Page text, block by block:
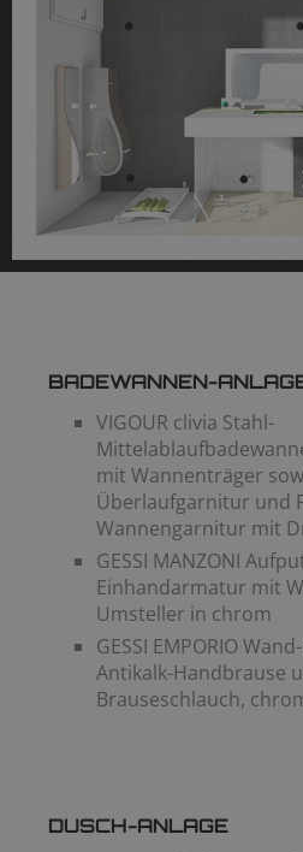
BADEWANNEN-
VIGOUR clivia Stahl-
mit Wannenträger
Überlaufgarnitur und
Wannengarnitur mit
GESSI MANZONI
Einhandarmatur mit
Umsteller in chrom
GESSI EMPORIO
Antikalk-Handbrause
Brauseschlauch,
DUSCH-ANLAGE